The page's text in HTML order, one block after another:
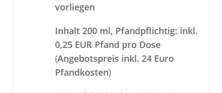
vorliegen
Inhalt 200 ml, Pfandpflichtig: inkl.
0,25 EUR Pfand pro Dose
(Angebotspreis inkl. 24 Euro
Pfandkosten)